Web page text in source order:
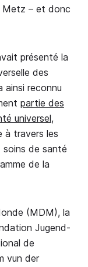
Metz – et donc
présenté la
des
ainsi reconnu
partie des
universel,
à travers les
soins de santé
de la
(MDM), la
Jugend-
de
vun der